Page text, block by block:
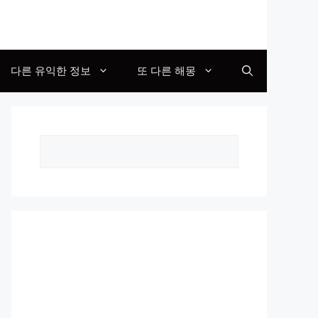
다른 유익한 정보 또 다른 해몽